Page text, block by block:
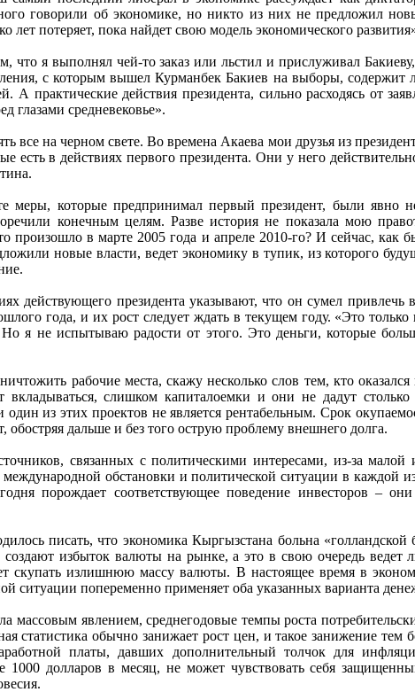
говорили об экономике, но никто из них не предложил
потеряет, пока найдет свою модель экономического
что я выполнял чей-то заказ или льстил и прислуживал
с которым вышел Курманбек Бакиев на выборы, содержит
А практические действия президента, сильно расходясь от
глазами средневековье».
все на черном свете. Во времена Акаева мои друзья из
есть в действиях первого президента. Они у него
меры, которые предпринимал первый президент, были явно
конечным целям. Разве история не показала мою
в марте 2005 года и апреле 2010-го? И сейчас, как
новые власти, ведет экономику в тупик, из которого
действующего президента указывают, что он сумел
года, и их рост следует ждать в текущем году. «Это
я не испытываю радости от этого. Это деньги, которые
рабочие места, скажу несколько слов тем, кто
вкладываться, слишком капиталоемки и они не дадут
из этих проектов не является рентабельным. Срок
дальше и без того острую проблему внешнего долга.
связанных с политическими интересами, из-за
обстановки и политической ситуации в каждой
порождает соответствующее поведение инвесторов –
писать, что экономика Кыргызстана больна
избыток валюты на рынке, а это в свою очередь
излишнюю массу валюты. В настоящее время в
ситуации попеременно применяет оба указанных варианта
массовым явлением, среднегодовые темпы роста
статистика обычно занижает рост цен, и такое занижение
платы, давших дополнительный толчок для
1000 долларов в месяц, не может чувствовать себя